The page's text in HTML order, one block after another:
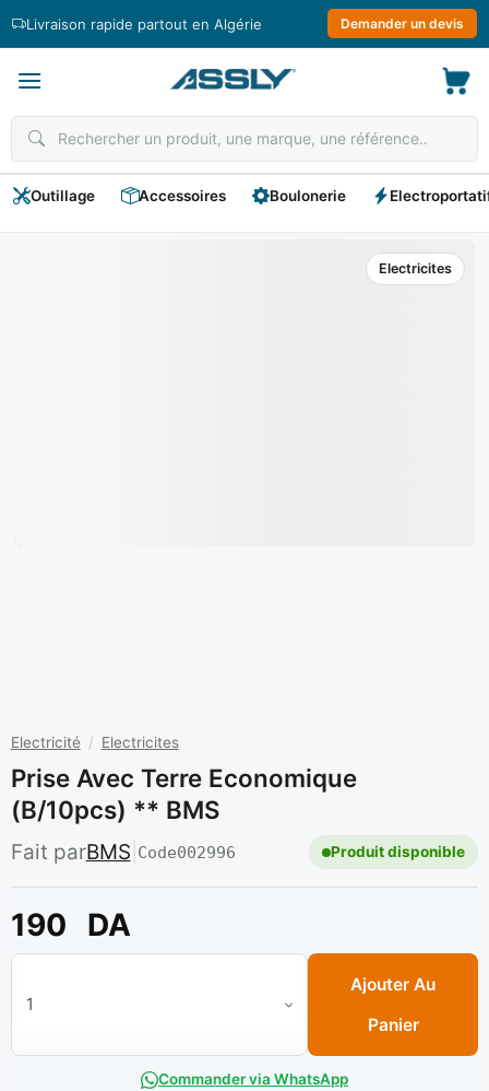
Livraison rapide partout en Algérie Demander un devis
Outillage Accessoires Boulonerie
Electricites
Electricité / Electricites
Prise Avec Terre Economique
(b/10pcs) ** BMS
Fait parBMS Code002996 Produit disponible
190 DA
quantité de Prise avec terre economique (b/10pcs) ** BMS
Ajouter Au
Panier
Commander via WhatsApp